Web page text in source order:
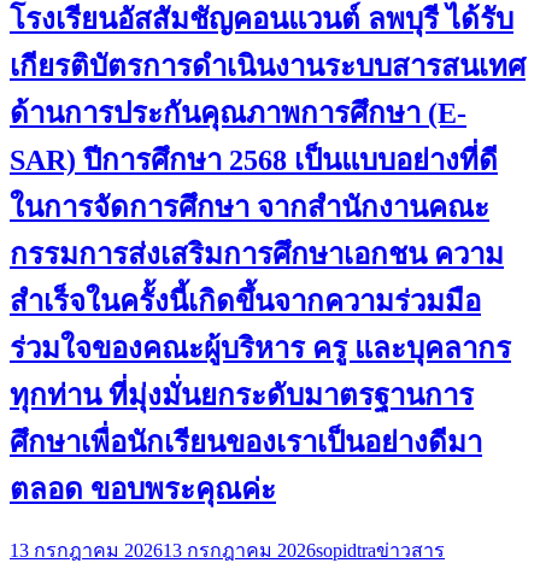
โรงเรียนอัสสัมชัญคอนแวนต์ ลพบุรี ได้รับ
เกียรติบัตรการดำเนินงานระบบสารสนเทศ
ด้านการประกันคุณภาพการศึกษา (E-
SAR) ปีการศึกษา 2568 เป็นแบบอย่างที่ดี
ในการจัดการศึกษา จากสำนักงานคณะ
กรรมการส่งเสริมการศึกษาเอกชน ความ
สำเร็จในครั้งนี้เกิดขึ้นจากความร่วมมือ
ร่วมใจของคณะผู้บริหาร ครู และบุคลากร
ทุกท่าน ที่มุ่งมั่นยกระดับมาตรฐานการ
ศึกษาเพื่อนักเรียนของเราเป็นอย่างดีมา
ตลอด ขอบพระคุณค่ะ
13 กรกฎาคม 202613 กรกฎาคม 2026sopidtraข่าวสาร